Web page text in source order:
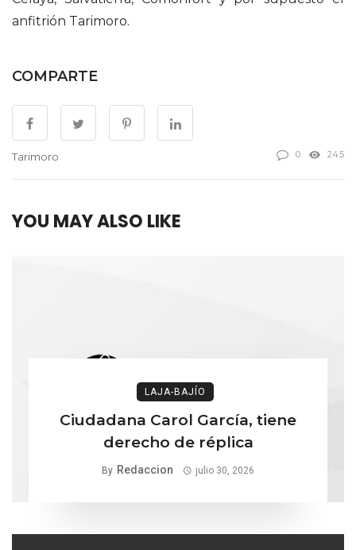
anfitrión Tarimoro.
COMPARTE
Tarimoro 0 245
YOU MAY ALSO LIKE
LAJA-BAJÍO
Ciudadana Carol García, tiene
derecho de réplica
By Redaccion julio 30, 2026